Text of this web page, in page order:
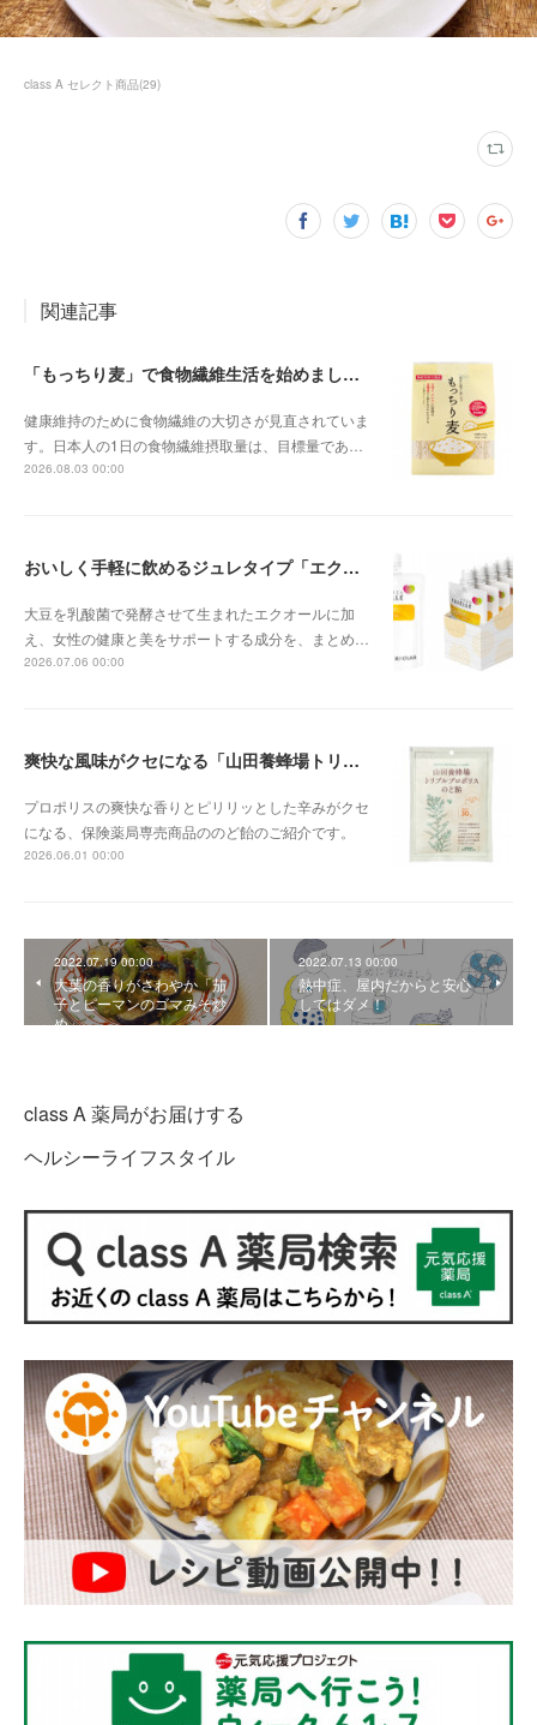
class A セレクト商品(29)
関連記事
「もっちり麦」で食物繊維生活を始めましょう
健康維持のために食物繊維の大切さが見直されていま
す。日本人の1日の食物繊維摂取量は、目標量であ…
2026.08.03 00:00
おいしく手軽に飲めるジュレタイプ「エクエル ジュレ」
大豆を乳酸菌で発酵させて生まれたエクオールに加
え、女性の健康と美をサポートする成分を、まとめ…
2026.07.06 00:00
爽快な風味がクセになる「山田養蜂場トリプルプロポリスのど飴」
プロポリスの爽快な香りとピリリッとした辛みがクセ
になる、保険薬局専売商品ののど飴のご紹介です。
2026.06.01 00:00
2022.07.19 00:00
大葉の香りがさわやか「茄
子とピーマンのゴマみそ炒
め」
2022.07.13 00:00
熱中症、屋内だからと安心
してはダメ！
class A 薬局がお届けする
ヘルシーライフスタイル